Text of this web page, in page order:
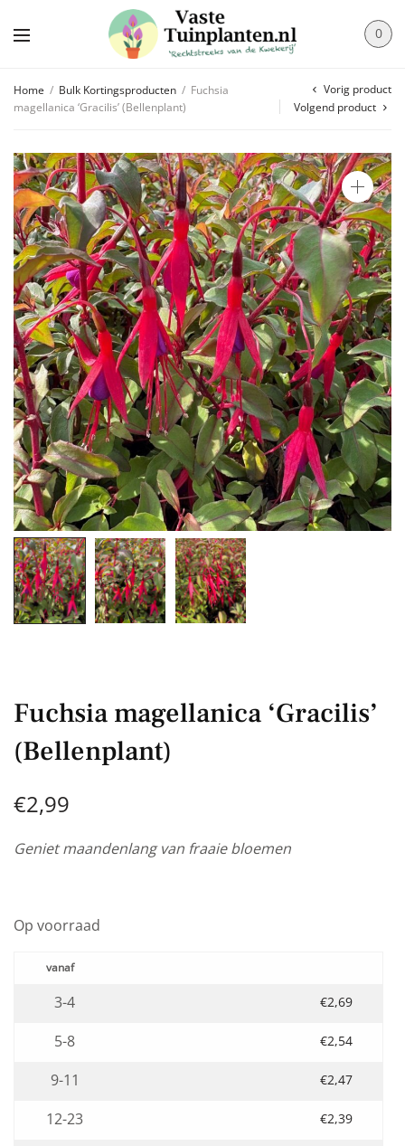
0
Home / Bulk Kortingsproducten / Fuchsia
magellanica ‘Gracilis’ (Bellenplant)
Vorig product
Volgend product
Fuchsia magellanica ‘Gracilis’
(Bellenplant)
€2,99
Geniet maandenlang van fraaie bloemen
Op voorraad
3-4 €2,69
5-8 €2,54
9-11 €2,47
12-23 €2,39